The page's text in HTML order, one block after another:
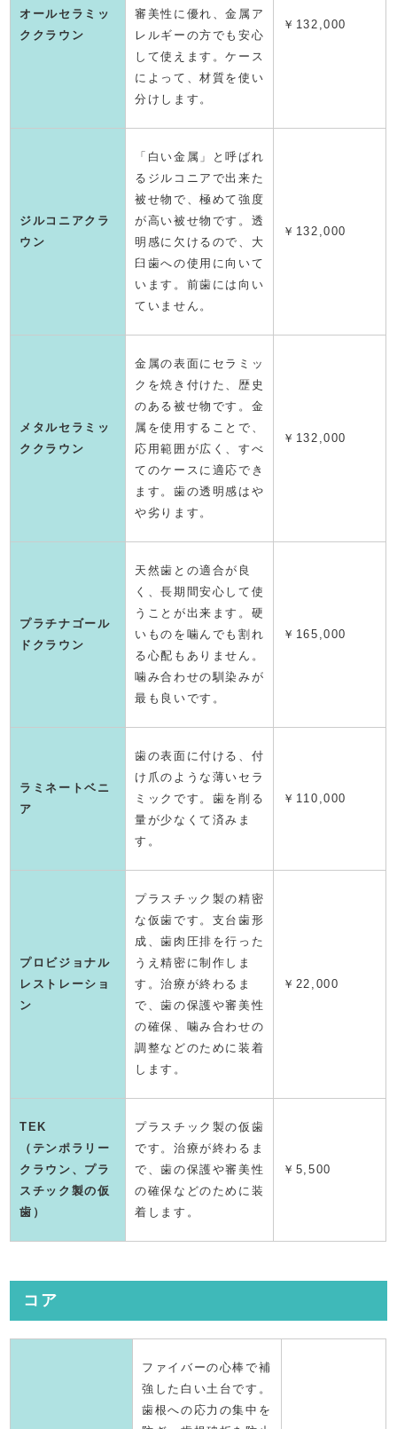
オールセラミッ
ククラウン
審美性に優れ、金属ア
レルギーの方でも安心
して使えます。ケース
によって、材質を使い
分けします。
￥132,000
ジルコニアクラ
ウン
「白い金属」と呼ばれ
るジルコニアで出来た
被せ物で、極めて強度
が高い被せ物です。透
明感に欠けるので、大
臼歯への使用に向いて
います。前歯には向い
ていません。
￥132,000
メタルセラミッ
ククラウン
金属の表面にセラミッ
クを焼き付けた、歴史
のある被せ物です。金
属を使用することで、
応用範囲が広く、すべ
てのケースに適応でき
ます。歯の透明感はや
や劣ります。
￥132,000
プラチナゴール
ドクラウン
天然歯との適合が良
く、長期間安心して使
うことが出来ます。硬
いものを噛んでも割れ
る心配もありません。
噛み合わせの馴染みが
最も良いです。
￥ 165,000
ラミネートベニ
ア
歯の表面に付ける、付
け爪のような薄いセラ
ミックです。歯を削る
量が少なくて済みま
す。
￥ 110,000
プロビジョナル
レストレーショ
ン
プラスチック製の精密
な仮歯です。支台歯形
成、歯肉圧排を行った
うえ精密に制作しま
す。治療が終わるま
で、歯の保護や審美性
の確保、噛み合わせの
調整などのために装着
します。
￥22,000
TEK
（テンポラリー
クラウン、プラ
スチック製の仮
歯）
プラスチック製の仮歯
です。治療が終わるま
で、歯の保護や審美性
の確保などのために装
着します。
￥5,500
コア
ファイバーの心棒で補
強した白い土台です。
歯根への応力の集中を